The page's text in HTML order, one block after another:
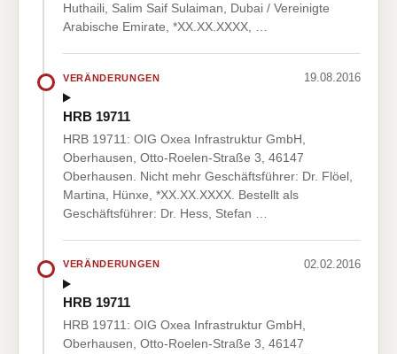
Huthaili, Salim Saif Sulaiman, Dubai / Vereinigte
Arabische Emirate, *XX.XX.XXXX, …
VERÄNDERUNGEN 19.08.2016
HRB 19711
HRB 19711: OIG Oxea Infrastruktur GmbH,
Oberhausen, Otto-Roelen-Straße 3, 46147
Oberhausen. Nicht mehr Geschäftsführer: Dr. Flöel,
Martina, Hünxe, *XX.XX.XXXX. Bestellt als
Geschäftsführer: Dr. Hess, Stefan …
VERÄNDERUNGEN 02.02.2016
HRB 19711
HRB 19711: OIG Oxea Infrastruktur GmbH,
Oberhausen, Otto-Roelen-Straße 3, 46147